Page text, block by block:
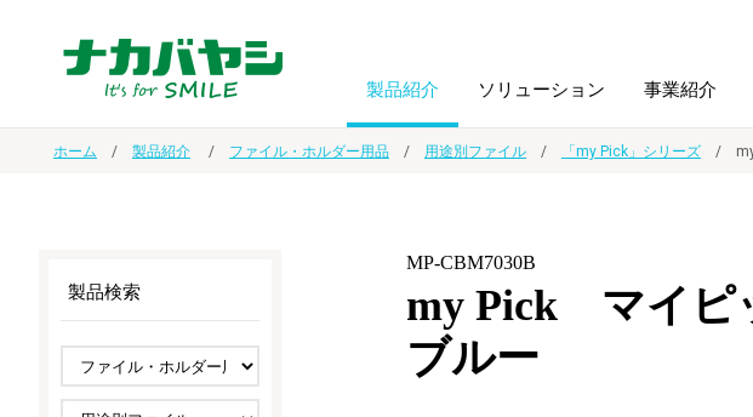
製品紹介
ノート・紙製品
スマートフォン・
タブレット関連
ソリューション
オーダー手帳・ノベルティ制作 学校ソリュー
ドキュメントスキャニングサービス
事業紹介
IR情報 沿革
サステナビリティ
ホーム 製品紹介 ファイル・ホルダー用品 用途別ファイル 「my Pick」シリーズ
MP-CBM7030B
my Pick マイ
ブルー
製品検索